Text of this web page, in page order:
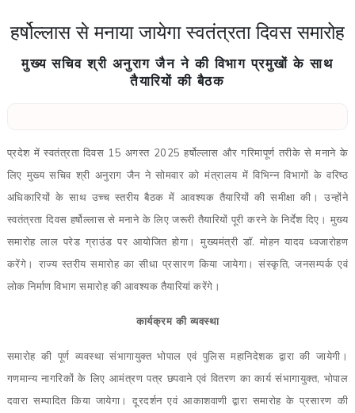
हर्षोल्लास से मनाया जायेगा स्वतंत्रता दिवस समारोह
मुख्य सचिव श्री अनुराग जैन ने की विभाग प्रमुखों के साथ
तैयारियों की बैठक
प्रदेश में स्वतंत्रता दिवस 15 अगस्त 2025 हर्षोल्लास और गरिमापूर्ण तरीके से मनाने के
लिए मुख्य सचिव श्री अनुराग जैन ने सोमवार को मंत्रालय में विभिन्न विभागों के वरिष्ठ
अधिकारियों के साथ उच्च स्तरीय बैठक में आवश्यक तैयारियों की समीक्षा की। उन्होंने
स्वतंत्रता दिवस हर्षोल्लास से मनाने के लिए जरूरी तैयारियों पूरी करने के निर्देश दिए। मुख्य
समारोह लाल परेड ग्राउंड पर आयोजित होगा। मुख्यमंत्री डॉ. मोहन यादव ध्वजारोहण
करेंगे। राज्य स्तरीय समारोह का सीधा प्रसारण किया जायेगा। संस्कृति, जनसम्पर्क एवं
लोक निर्माण विभाग समारोह की आवश्यक तैयारियां करेंगे।
कार्यक्रम की व्यवस्था
समारोह की पूर्ण व्यवस्था संभागायुक्त भोपाल एवं पुलिस महानिदेशक द्वारा की जायेगी।
गणमान्य नागरिकों के लिए आमंत्रण पत्र छपवाने एवं वितरण का कार्य संभागायुक्त, भोपाल
दवारा सम्पादित किया जायेगा। दूरदर्शन एवं आकाशवाणी द्वारा समारोह के प्रसारण की